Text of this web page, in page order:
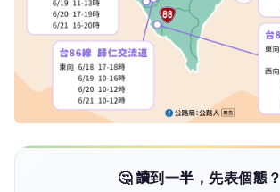
🤔 讀到一半，先表個態？